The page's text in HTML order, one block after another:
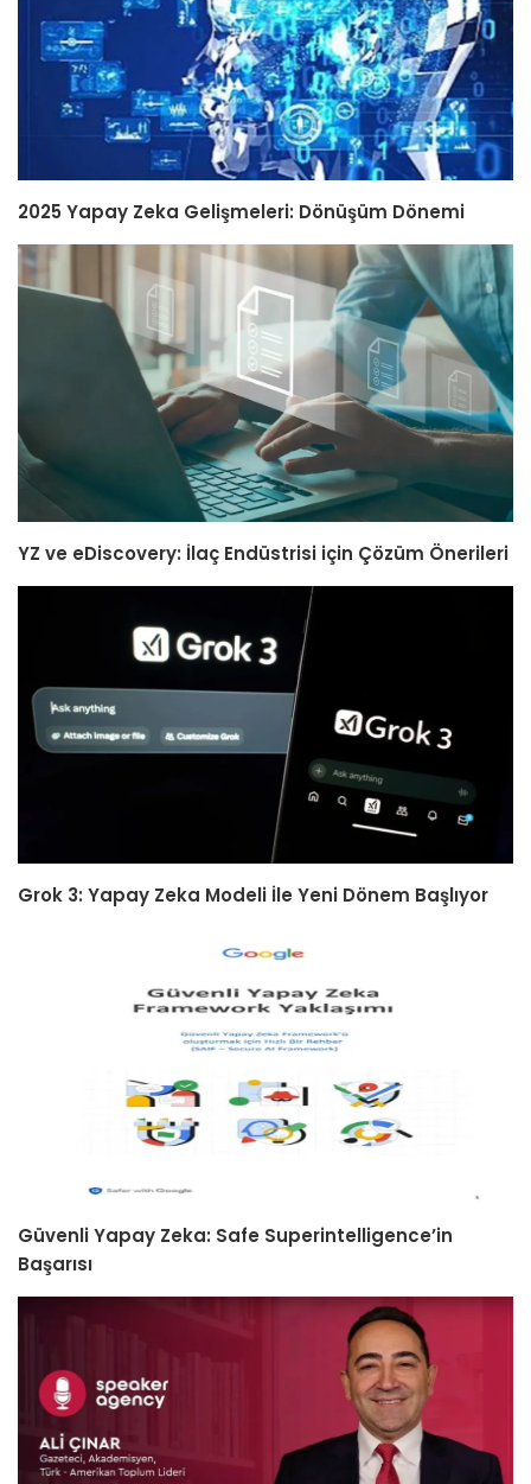
2025 Yapay Zeka Gelişmeleri: Dönüşüm Dönemi
YZ ve eDiscovery: İlaç Endüstrisi için Çözüm Önerileri
Grok 3: Yapay Zeka Modeli İle Yeni Dönem Başlıyor
Güvenli Yapay Zeka: Safe Superintelligence’in
Başarısı